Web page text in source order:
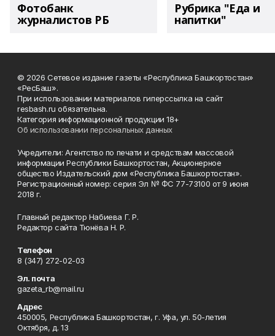
Фотобанк
журналистов РБ
Рубрика "Еда и
напитки"
© 2026 Сетевое издание газеты «Республика Башкортостан»
«РесБаш».
При использовании материалов гиперссылка на сайт
resbash.ru обязательна.
Категория информационной продукции 18+
Об использовании персональных данных
Учредители: Агентство по печати и средствам массовой
информации Республики Башкортостан, Акционерное
общество Издательский дом «Республика Башкортостан».
Регистрационный номер: серия Эл № ФС 77-73100 от 9 июня
2018 г.
Главный редактор Набиева Г. Р.
Редактор сайта Тюнёва Н. Р.
Телефон
8 (347) 272-02-03
Эл. почта
gazeta_rb@mail.ru
Адрес
450005, Республика Башкортостан, г. Уфа, ул. 50-летия
Октября, д. 13